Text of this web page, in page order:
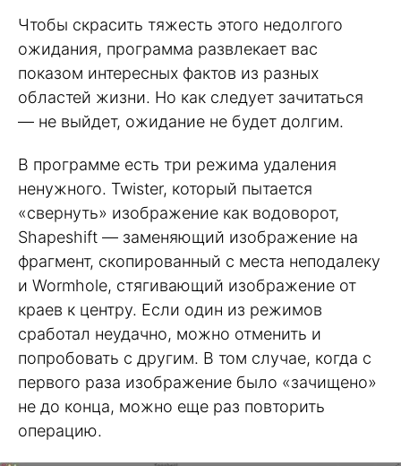
Чтобы скрасить тяжесть этого недолгого
ожидания, программа развлекает вас
показом интересных фактов из разных
областей жизни. Но как следует зачитаться
— не выйдет, ожидание не будет долгим.
В программе есть три режима удаления
ненужного. Twister, который пытается
«свернуть» изображение как водоворот,
Shapeshift — заменяющий изображение на
фрагмент, скопированный с места неподалеку
и Wormhole, стягивающий изображение от
краев к центру. Если один из режимов
сработал неудачно, можно отменить и
попробовать с другим. В том случае, когда с
первого раза изображение было «зачищено»
не до конца, можно еще раз повторить
операцию.